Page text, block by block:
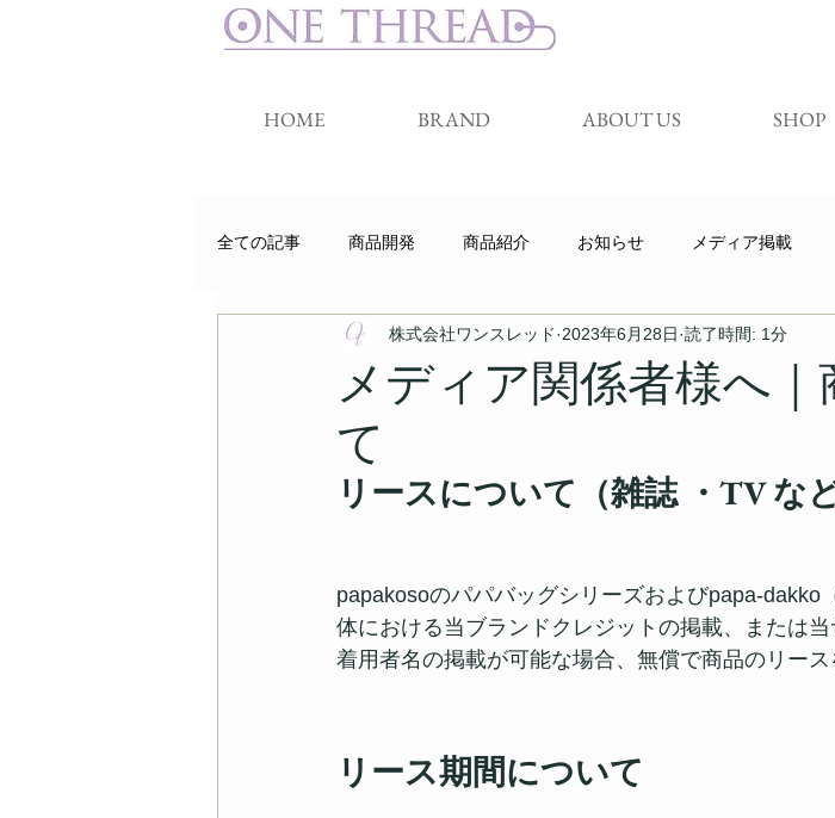
HOME BRAND ABOUT US SHOP
全ての記事 商品開発 商品紹介 お知らせ メディア掲載
クラウドファンディング キャンペーン 展示会
メディア関係者様へ
て
株式会社ワンスレッド 2023年6月28日 読了時間: 1分
リースについて（雑誌 ・TV など
papakosoのパパバッグシリーズおよびpapa-dakko
体における当ブランドクレジットの掲載、または
着用者名の掲載が可能な場合、無償で商品のリース
リース期間について